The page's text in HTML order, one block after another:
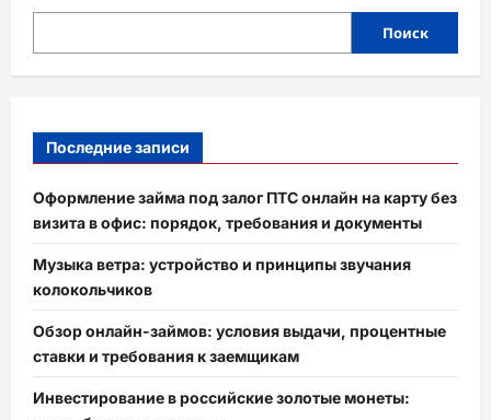
Поиск
Последние записи
Оформление займа под залог ПТС онлайн на карту без
визита в офис: порядок, требования и документы
Музыка ветра: устройство и принципы звучания
колокольчиков
Обзор онлайн-займов: условия выдачи, процентные
ставки и требования к заемщикам
Инвестирование в российские золотые монеты: